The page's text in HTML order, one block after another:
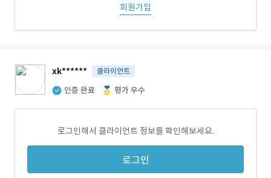
회원가입
xk****** 클라이언트
인증 완료 평가 우수
로그인해서 클라이언트 정보를 확인해보세요.
로그인